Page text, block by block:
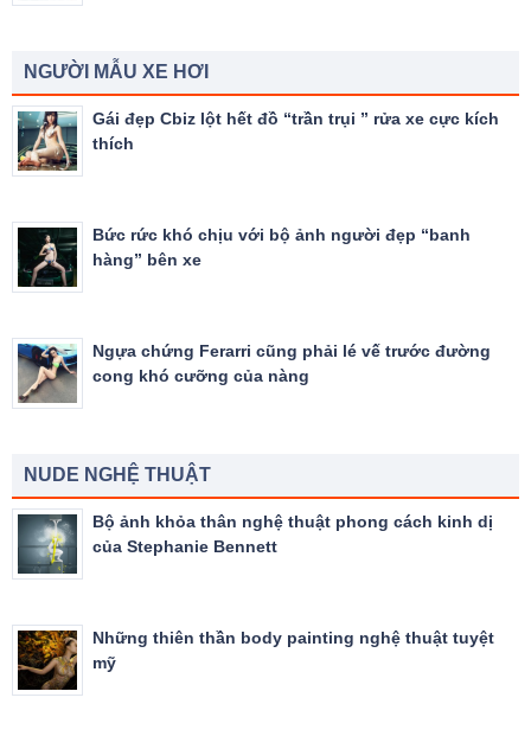
NGƯỜI MẪU XE HƠI
Gái đẹp Cbiz lột hết đồ “trần trụi ” rửa xe cực kích
thích
Bức rức khó chịu với bộ ảnh người đẹp “banh
hàng” bên xe
Ngựa chứng Ferarri cũng phải lé vế trước đường
cong khó cưỡng của nàng
NUDE NGHỆ THUẬT
Bộ ảnh khỏa thân nghệ thuật phong cách kinh dị
của Stephanie Bennett
Những thiên thần body painting nghệ thuật tuyệt
mỹ